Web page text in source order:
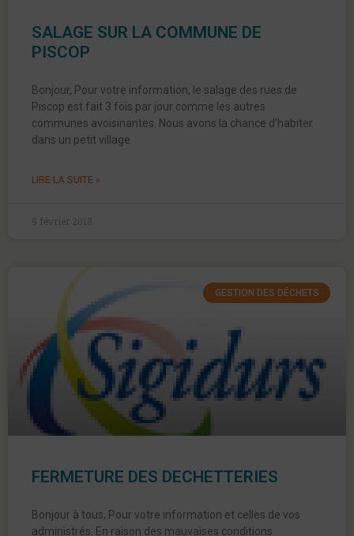
SALAGE SUR LA COMMUNE DE
PISCOP
Bonjour, Pour votre information, le salage des rues de
Piscop est fait 3 fois par jour comme les autres
communes avoisinantes. Nous avons la chance d’habiter
dans un petit village
LIRE LA SUITE »
9 février 2018
GESTION DES DÉCHETS
FERMETURE DES DECHETTERIES
Bonjour à tous, Pour votre information et celles de vos
administrés. En raison des mauvaises conditions